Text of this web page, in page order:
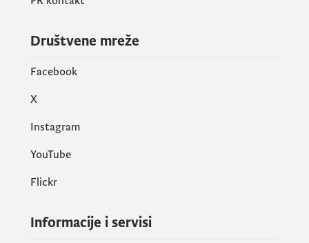
ekologije i održivog razvoja.
Društvene mreže
Facebook
X
Instagram
YouTube
Flickr
Informacije i servisi